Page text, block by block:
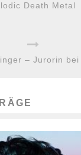
Death Metal
– Jurorin bei